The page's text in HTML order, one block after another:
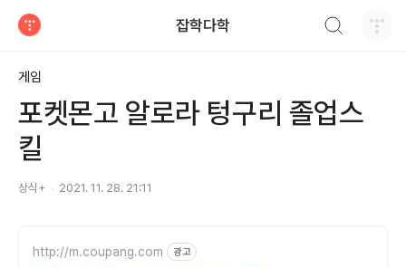
잡학다학
게임
포켓몬고 알로라 텅구리 졸업스
킬
상식+ 2021. 11. 28. 21:11
http://m.coupang.com 광고